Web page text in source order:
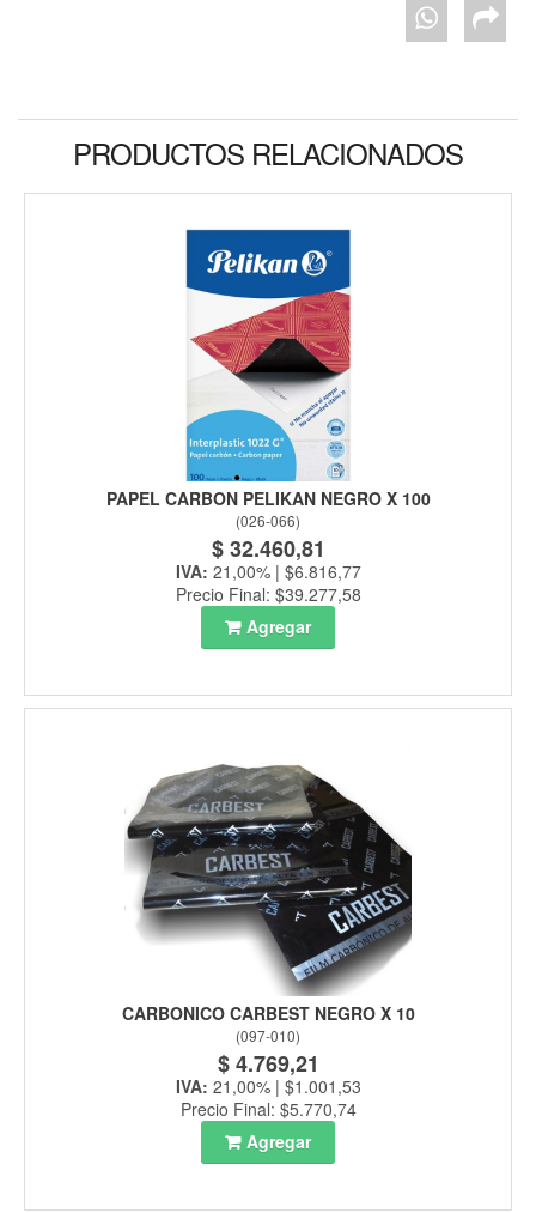
PRODUCTOS RELACIONADOS
PAPEL CARBON PELIKAN NEGRO X 100
(026-066)
$ 32.460,81
IVA: 21,00% | $6.816,77
Precio Final: $39.277,58
Agregar
CARBONICO CARBEST NEGRO X 10
(097-010)
$ 4.769,21
IVA: 21,00% | $1.001,53
Precio Final: $5.770,74
Agregar